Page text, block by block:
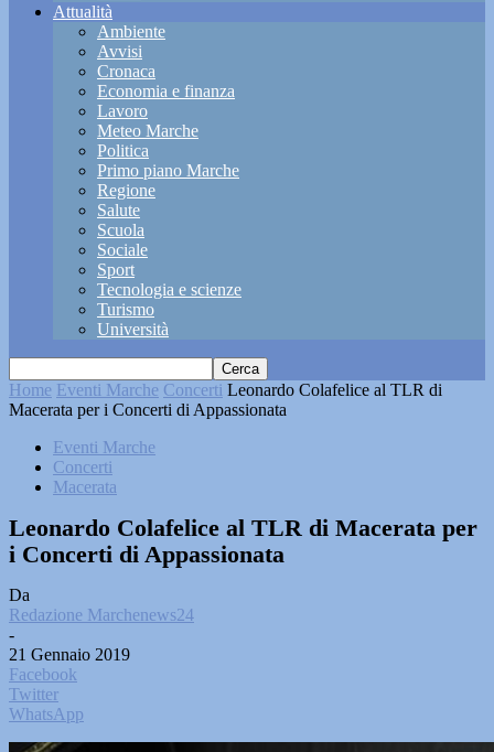
Attualità
Ambiente
Avvisi
Cronaca
Economia e finanza
Lavoro
Meteo Marche
Politica
Primo piano Marche
Regione
Salute
Scuola
Sociale
Sport
Tecnologia e scienze
Turismo
Università
Home Eventi Marche Concerti Leonardo Colafelice al TLR di
Macerata per i Concerti di Appassionata
Eventi Marche
Concerti
Macerata
Leonardo Colafelice al TLR di Macerata per
i Concerti di Appassionata
Da
Redazione Marchenews24
-
21 Gennaio 2019
Facebook
Twitter
WhatsApp